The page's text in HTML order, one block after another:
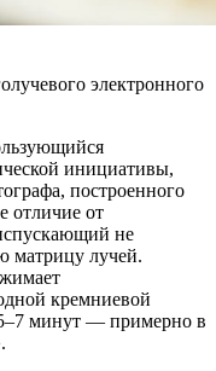
электронного
инициативы,
построенного
отличие от
не
матрицу лучей.
кремниевой
минут — примерно в